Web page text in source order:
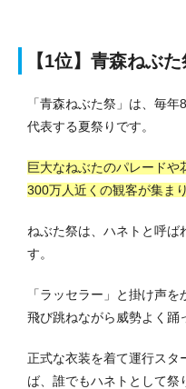
【1位】青森ねぶた
「青森ねぶた祭」は、毎
代表する夏祭りです。
巨大なねぶたのパレードや
300万人近くの観客が集ま
ねぶた祭は、ハネトと呼ば
す。
「ラッセラー」と掛け声
飛び跳ねながら威勢よく踊
正式な衣装を着て運行スタ
ば、誰でもハネトとして祭